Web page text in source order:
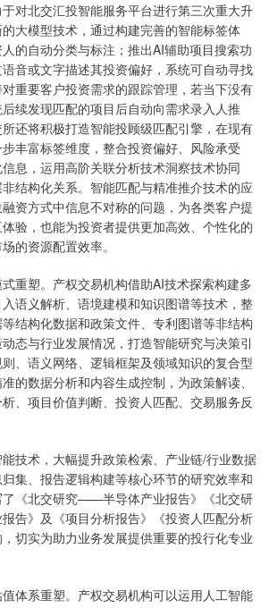
对北交汇投智能服务平台进行第三次重大升
大模型技术，通过构建完善的智能标签体
的自动分类与标注；推出AI辅助项目搜索功
音或文字描述其投资偏好，系统可自动寻找
重要客户投资需求的跟踪管理，若当下没有
续发现匹配的项目后自动向需求录入人推
还将积极打造智能投顾级匹配引擎，在现有
丰富标签维度，整合投资偏好、风险承受
息，运用高阶关联分析技术洞察技术协同
结构化关系。智能匹配与精准推介技术的应
资方式中信息不对称的问题，为各类客户提
验，也能为投资者提供更加高效、个性化的
的资源配置效率。
重塑。产权交易机构借助AI技术探索构建多
语义解析、语境建模和知识图谱等技术，整
结构化数据和政策文件、专利图谱等非结构
态与行业发展情况，打造智能研究与决策引
、语义网络、逻辑框架及领域知识的复合型
的数据分析和内容生成控制，为政策解读、
、项目价值判断、投资人匹配、交易服务反
技术，大幅提升政策检索、产业链/行业数据
集、报告逻辑构建等核心环节的研究效率和
了《北交研究——半导体产业报告》《北交研
告》及《项目分析报告》《投资人匹配分析
切实为助力业务发展提供重要的投行化专业
体系重塑。产权交易机构可以运用人工智能